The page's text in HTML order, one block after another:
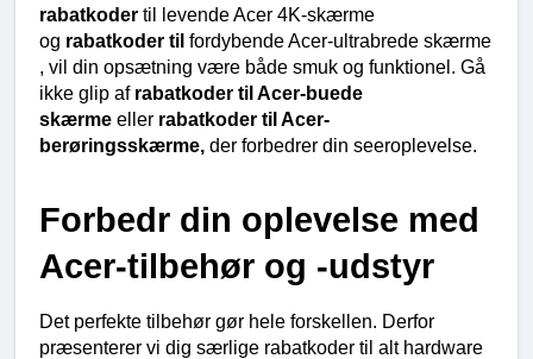
rabatkoder til levende Acer 4K-skærme
og rabatkoder til fordybende Acer-ultrabrede skærme
, vil din opsætning være både smuk og funktionel. Gå
ikke glip af rabatkoder til Acer-buede
skærme eller rabatkoder til Acer-
berøringsskærme, der forbedrer din seeroplevelse.
Forbedr din oplevelse med
Acer-tilbehør og -udstyr
Det perfekte tilbehør gør hele forskellen. Derfor
præsenterer vi dig særlige rabatkoder til alt hardware